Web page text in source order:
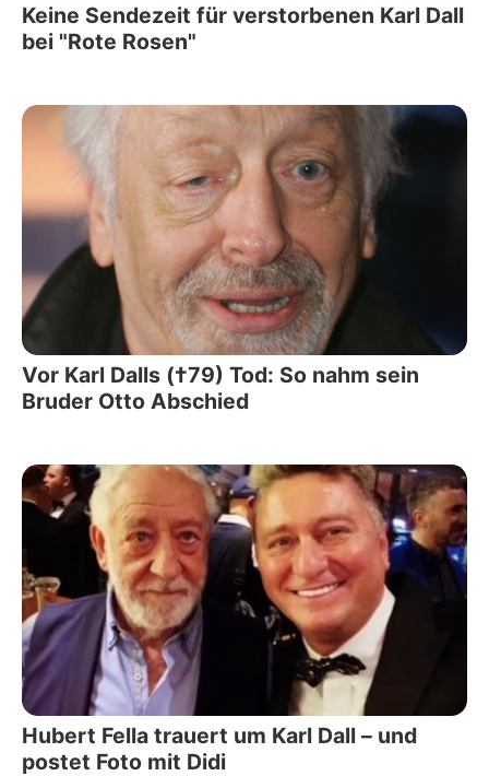
Keine Sendezeit für verstorbenen Karl Dall
bei "Rote Rosen"
Vor Karl Dalls (†79) Tod: So nahm sein
Bruder Otto Abschied
Hubert Fella trauert um Karl Dall – und
postet Foto mit Didi